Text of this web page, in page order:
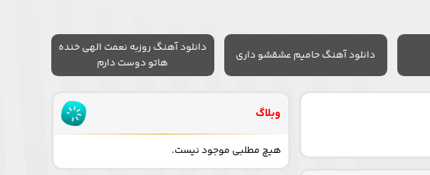
دانلود آهنگ حامیم عشقشو داری
دانلود آهنگ روزبه نعمت الهی خنده
هاتو دوست دارم
وبلاگ
هیچ مطلبی موجود نیست.